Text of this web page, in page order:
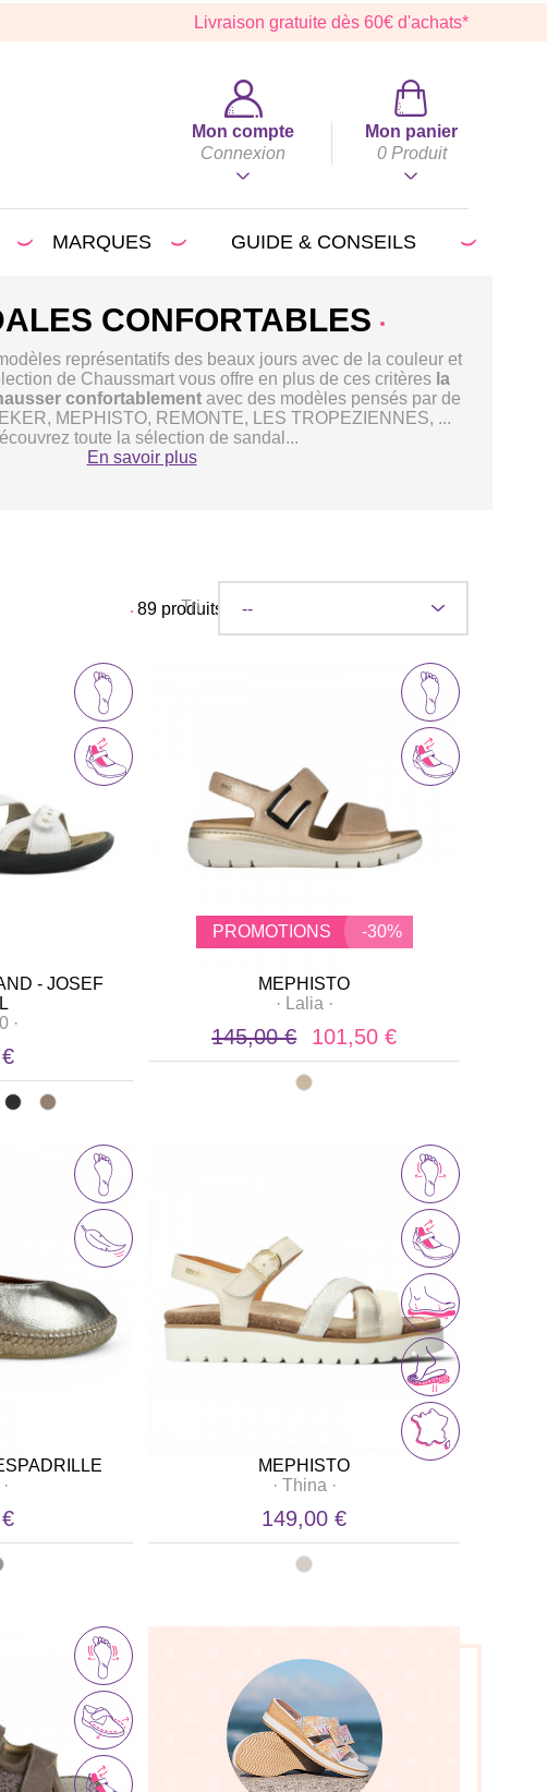
Livraison gratuite dès 60€ d'achats*
Mon compte
Connexion
Mon panier
0 Produit
MARQUES GUIDE & CONSEILS
CONFORTABLES
représentatifs des beaux jours avec de la couleur et
de Chaussmart vous offre en plus de ces critères la
confortablementavec des modèles pensés par de
MEPHISTO, REMONTE, LES TROPEZIENNES, ...
toute la sélection de sandal...
En savoir plus
89 produits
Tri
- JOSEF
·
PROMOTIONS -30%
MEPHISTO
· Lalia ·
145,00 € 101,50 €
·
MEPHISTO
· Thina ·
149,00 €